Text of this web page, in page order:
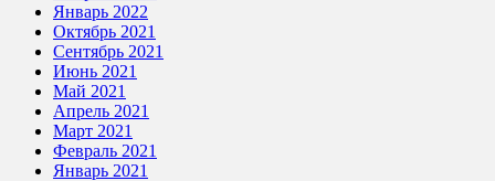
Январь 2022
Октябрь 2021
Сентябрь 2021
Июнь 2021
Май 2021
Апрель 2021
Март 2021
Февраль 2021
Январь 2021